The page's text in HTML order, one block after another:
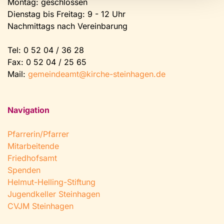
Montag: geschlossen
Dienstag bis Freitag: 9 - 12 Uhr
Nachmittags nach Vereinbarung
Tel: 0 52 04 / 36 28
Fax: 0 52 04 / 25 65
Mail: gemeindeamt@kirche-steinhagen.de
Navigation
Pfarrerin/Pfarrer
Mitarbeitende
Friedhofsamt
Spenden
Helmut-Helling-Stiftung
Jugendkeller Steinhagen
CVJM Steinhagen